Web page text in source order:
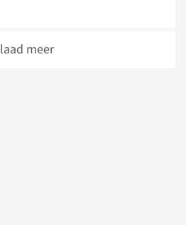
laad meer